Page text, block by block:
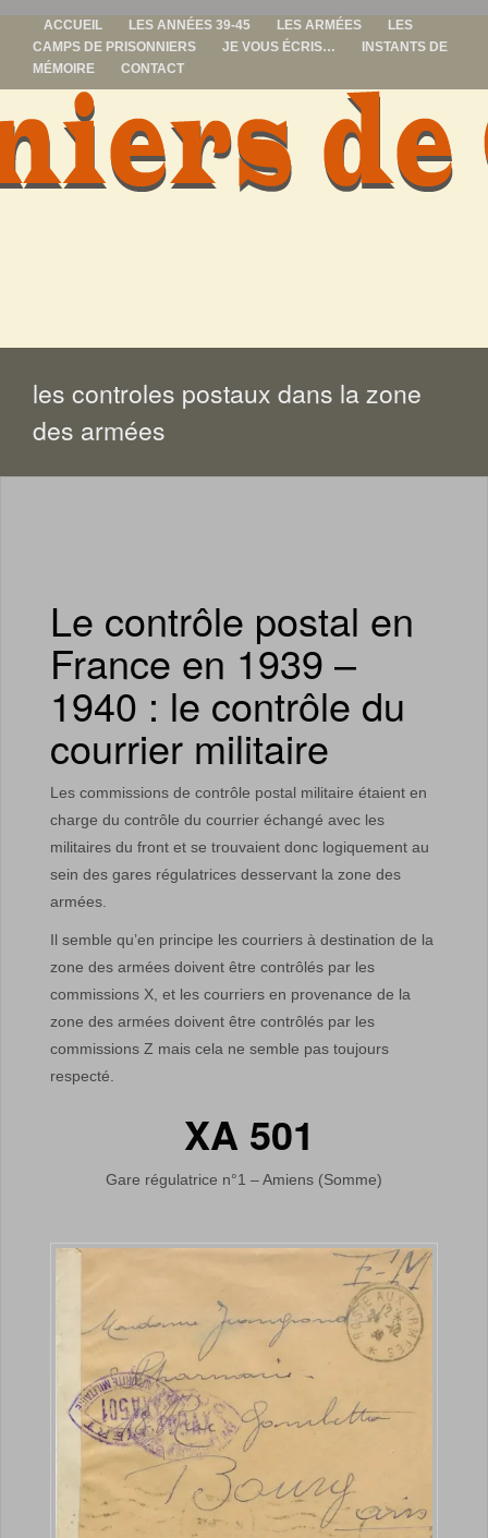
ACCUEIL LES ANNÉES 39-45 LES ARMÉES
LES
CAMPS DE PRISONNIERS
JE VOUS ÉCRIS…
INSTANTS DE
MÉMOIRE
CONTACT
prisonniers de
les controles postaux dans la zone
des armées
Le contrôle postal en
France en 1939 –
1940 : le contrôle du
courrier militaire
Les commissions de contrôle postal militaire étaient en
charge du contrôle du courrier échangé avec les
militaires du front et se trouvaient donc logiquement au
sein des gares régulatrices desservant la zone des
armées.
Il semble qu’en principe les courriers à destination de la
zone des armées doivent être contrôlés par les
commissions X, et les courriers en provenance de la
zone des armées doivent être contrôlés par les
commissions Z mais cela ne semble pas toujours
respecté.
XA 501
Gare régulatrice n°1 – Amiens (Somme)